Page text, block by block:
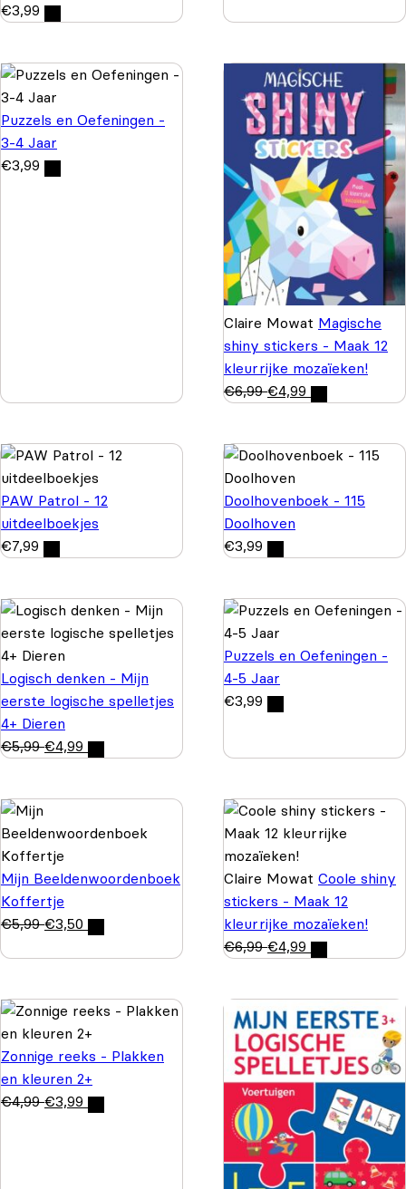
€3,99
Puzzels en Oefeningen -
3-4 Jaar
€3,99
Claire Mowat Magische
shiny stickers - Maak 12
kleurrijke mozaïeken!
€6,99 €4,99
PAW Patrol - 12
uitdeelboekjes
€7,99
Doolhovenboek - 115
Doolhoven
€3,99
Logisch denken - Mijn
eerste logische spelletjes
4+ Dieren
€5,99 €4,99
Puzzels en Oefeningen -
4-5 Jaar
€3,99
Mijn Beeldenwoordenboek
Koffertje
€5,99 €3,50
Claire Mowat Coole shiny
stickers - Maak 12
kleurrijke mozaïeken!
€6,99 €4,99
Zonnige reeks - Plakken
en kleuren 2+
€4,99 €3,99